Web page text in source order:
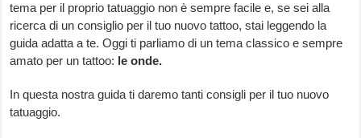
tema per il proprio tatuaggio non è sempre facile e, se sei alla
ricerca di un consiglio per il tuo nuovo tattoo, stai leggendo la
guida adatta a te. Oggi ti parliamo di un tema classico e sempre
amato per un tattoo: le onde.
In questa nostra guida ti daremo tanti consigli per il tuo nuovo
tatuaggio.